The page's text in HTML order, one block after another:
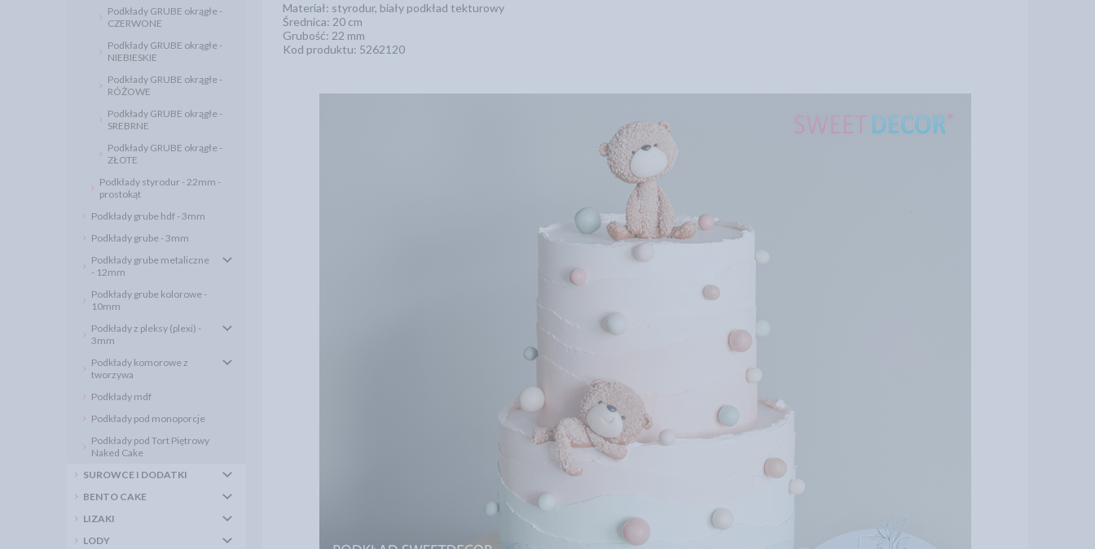
Podkłady GRUBE okrągłe -
CZERWONE
Podkłady GRUBE okrągłe -
NIEBIESKIE
Podkłady GRUBE okrągłe -
RÓŻOWE
Podkłady GRUBE okrągłe -
SREBRNE
Podkłady GRUBE okrągłe -
ZŁOTE
Podkłady styrodur - 22mm -
prostokąt
Podkłady grube hdf - 3mm
Podkłady grube - 3mm
Podkłady grube metaliczne
- 12mm
Podkłady grube kolorowe -
10mm
Podkłady z pleksy (plexi) -
3mm
Podkłady komorowe z
tworzywa
Podkłady mdf
Podkłady pod monoporcje
Podkłady pod Tort Piętrowy
Naked Cake
SUROWCE I DODATKI
BENTO CAKE
LIZAKI
LODY
Materiał: styrodur, biały podkład tekturowy
Średnica: 20 cm
Grubość: 22 mm
Kod produktu: 5262120